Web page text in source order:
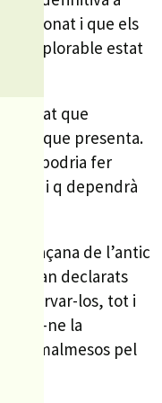
i que els
deplorable estat
que
que presenta.
ho podria fer
tot i q dependrà
la façana de l’antic
estan declarats
preservar-los, tot i
ne la
malmesos pel